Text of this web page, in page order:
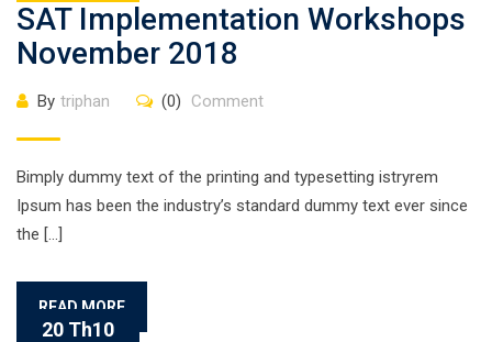
SAT Implementation Workshops
November 2018
By triphan (0) Comment
Bimply dummy text of the printing and typesetting istryrem
Ipsum has been the industry’s standard dummy text ever since
the […]
READ MORE
20 Th10